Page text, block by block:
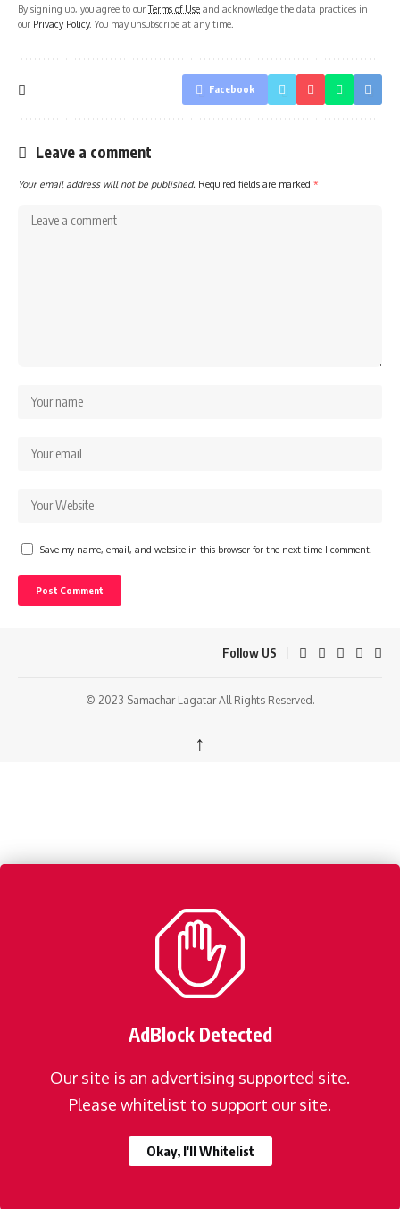
By signing up, you agree to ourTerms of Use and acknowledge the data practices in
our Privacy Policy. You may unsubscribe at any time.
Facebook
Leave a comment
Your email address will not be published. Required fields are marked *
Save my name, email, and website in this browser for the next time I comment.
Follow US
© 2023 Samachar Lagatar All Rights Reserved.
↑
AdBlock Detected
Our site is an advertising supported site.
Please whitelist to support our site.
Okay, I'll Whitelist